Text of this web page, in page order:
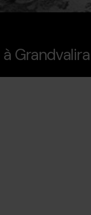
à Grandvalira